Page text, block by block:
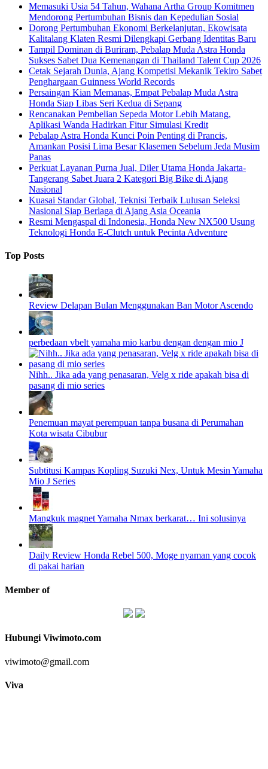
Memasuki Usia 54 Tahun, Wahana Artha Group Komitmen
Mendorong Pertumbuhan Bisnis dan Kepedulian Sosial
Dorong Pertumbuhan Ekonomi Berkelanjutan, Ekowisata
Kalitalang Klaten Resmi Dilengkapi Gerbang Identitas Baru
Tampil Dominan di Buriram, Pebalap Muda Astra Honda
Sukses Sabet Dua Kemenangan di Thailand Talent Cup 2026
Cetak Sejarah Dunia, Ajang Kompetisi Mekanik Tekiro Sabet
Penghargaan Guinness World Records
Persaingan Kian Memanas, Empat Pebalap Muda Astra
Honda Siap Libas Seri Kedua di Sepang
Rencanakan Pembelian Sepeda Motor Lebih Matang,
Aplikasi Wanda Hadirkan Fitur Simulasi Kredit
Pebalap Astra Honda Kunci Poin Penting di Prancis,
Amankan Posisi Lima Besar Klasemen Sebelum Jeda Musim
Panas
Perkuat Layanan Purna Jual, Diler Utama Honda Jakarta-
Tangerang Sabet Juara 2 Kategori Big Bike di Ajang
Nasional
Kuasai Standar Global, Teknisi Terbaik Lulusan Seleksi
Nasional Siap Berlaga di Ajang Asia Oceania
Resmi Mengaspal di Indonesia, Honda New NX500 Usung
Teknologi Honda E-Clutch untuk Pecinta Adventure
Top Posts
Review Delapan Bulan Menggunakan Ban Motor Ascendo
perbedaan vbelt yamaha mio karbu dengan dengan mio J
Nihh.. Jika ada yang penasaran, Velg x ride apakah bisa di
pasang di mio series
Penemuan mayat perempuan tanpa busana di Perumahan
Kota wisata Cibubur
Subtitusi Kampas Kopling Suzuki Nex, Untuk Mesin Yamaha
Mio J Series
Mangkuk magnet Yamaha Nmax berkarat… Ini solusinya
Daily Review Honda Rebel 500, Moge nyaman yang cocok
di pakai harian
Member of
Hubungi Viwimoto.com
viwimoto@gmail.com
Viva